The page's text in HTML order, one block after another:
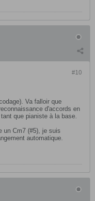
#10
Va falloir que
d'accords en
que pianiste à la base.
un Cm7 (#5), je suis
automatique.